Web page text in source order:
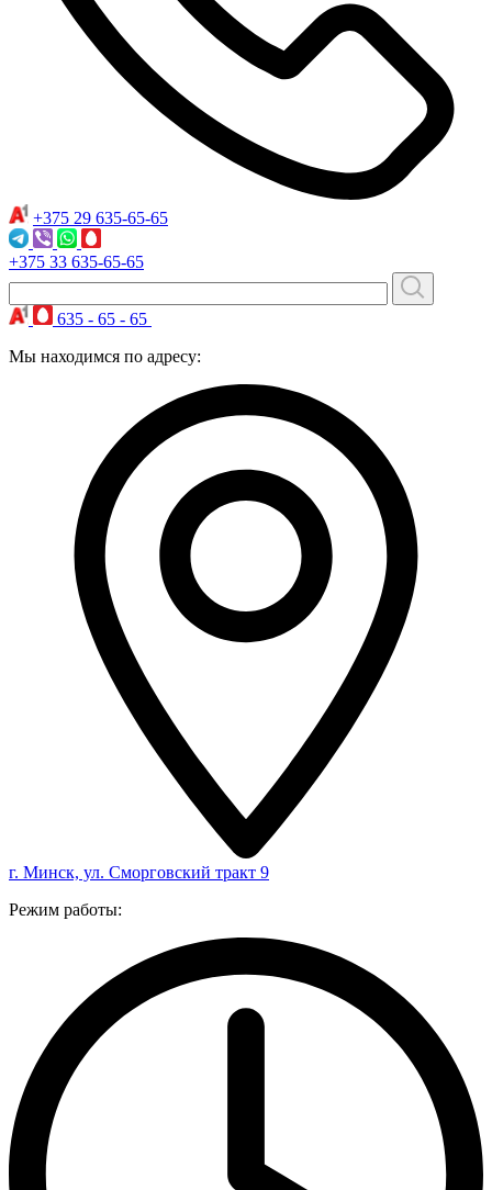
+375 29 635-65-65
+375 33 635-65-65
635 - 65 - 65
Мы находимся по адресу:
г. Минск, ул. Сморговский тракт 9
Режим работы: